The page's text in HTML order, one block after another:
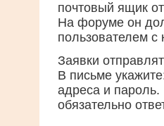
почтовый ящик
На форуме он
пользователем
Заявки
В письме
адреса и
обязательно